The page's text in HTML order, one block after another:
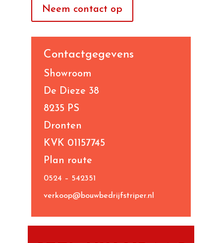
Neem contact op
Contactgegevens
Showroom
De Dieze 38
8235 PS
Dronten
KVK 01157745
Plan route
0524 – 542351
verkoop@bouwbedrijfstriper.nl